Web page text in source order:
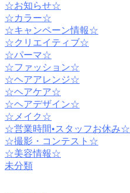
☆お知らせ☆
☆カラー☆
☆キャンペーン情報☆
☆クリエイティブ☆
☆パーマ☆
☆ファッション☆
☆ヘアアレンジ☆
☆ヘアケア☆
☆ヘアデザイン☆
☆メイク☆
☆営業時間•スタッフお休み☆
☆撮影・コンテスト☆
☆美容情報☆
未分類